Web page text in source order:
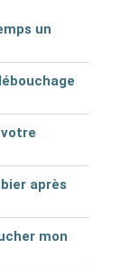
un
après
mon